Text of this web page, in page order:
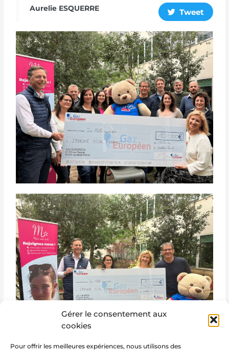
Gérer le consentement aux
cookies
Pour offrir les meilleures expériences, nous utilisons des
Aurelie ESQUERRE Tweet